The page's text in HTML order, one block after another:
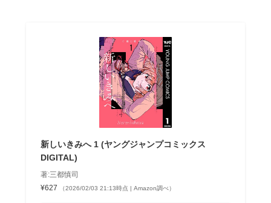
新しいきみへ 1 (ヤングジャンプコミックス
DIGITAL)
著:三都慎司
¥627
（2026/02/03 21:13時点 | Amazon調べ）